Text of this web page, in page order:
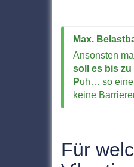
Max.
Ansonsten
soll es bis
Puh… so eine
keine
Für